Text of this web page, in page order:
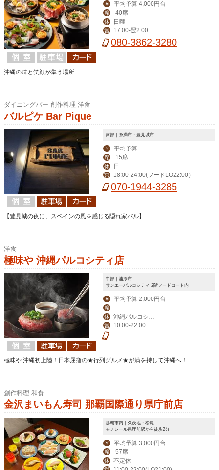
￥ 平均予算 4,000円台
席 40席
休 日曜
営 17:00-翌2:00
080-3862-3280
沖縄の味と笑顔が集う場所
ダイニングバー 創作料理 洋食
バルピケ Bar Pique
南部｜糸満市・豊見城市
￥ 平均予算
席 15席
休 日
営 18:00-24:00(フードLO22:00）
070-1944-3285
【豊見城の夜に、スペインの風を感じる隠れ家バル】
洋食
極味や 沖縄パルコシティ店
中部｜浦添市
サンエーパルコシティ 2階フードコート内
￥ 平均予算 2,000円台
席
休
沖縄パルコシテ
ィの店休日に準ずる
営 10:00-22:00
極味や 沖縄初上陸！日本屈指の★行列グルメ★が満を持して沖縄へ！
創作料理 和食
金沢まいもん寿司 那覇国際通り県庁前店
那覇市内｜久茂地・松尾
モノレール県庁前駅から徒歩2分
￥ 平均予算 3,000円台
席 57席
休 不定休